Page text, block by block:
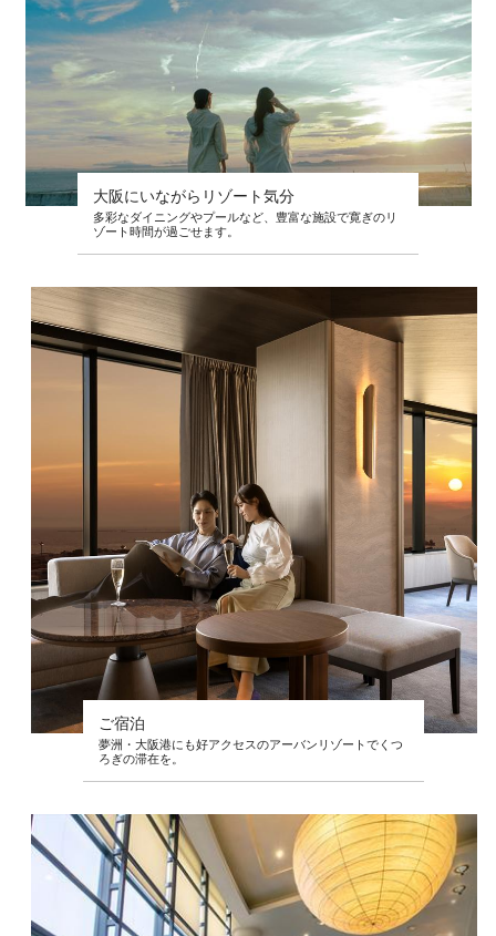
大阪にいながらリゾート気分
多彩なダイニングやプールなど、豊富な施設で寛ぎのリ
ゾート時間が過ごせます。
ご宿泊
夢洲・大阪港にも好アクセスのアーバンリゾートでくつ
ろぎの滞在を。